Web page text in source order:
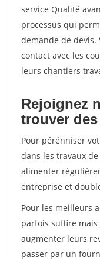
service Qualité
processus qui
demande de devis.
contact avec les
leurs chantiers
Rejoignez
trouver
Pour pérénniser
dans les travaux
alimenter
entreprise et
Pour les meilleurs
parfois suffire
augmenter leurs
passer par un